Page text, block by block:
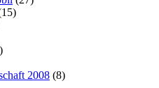
2008 (8)